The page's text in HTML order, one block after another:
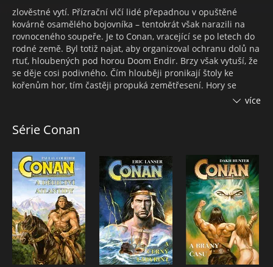
zlověstné vytí. Přízrační vlčí lidé přepadnou v opuštěné
kovárně osamělého bojovníka – tentokrát však narazili na
rovnoceného soupeře. Je to Conan, vracející se po letech do
rodné země. Byl totiž najat, aby organizoval ochranu dolů na
rtuť, hloubených pod horou Doom Endir. Brzy však vytuší, že
se děje cosi podivného. Čím hlouběji pronikají štoly ke
kořenům hor, tím častěji propuká zemětřesení. Hory se
probouzejí, ve hře je jakási velmi temná magie. Podaří se
cimmerskými rody, znesvářenými krevní mstou, putuje
netouží, je musí vést do rozhodujícího střetnutí…
více
Série Conan